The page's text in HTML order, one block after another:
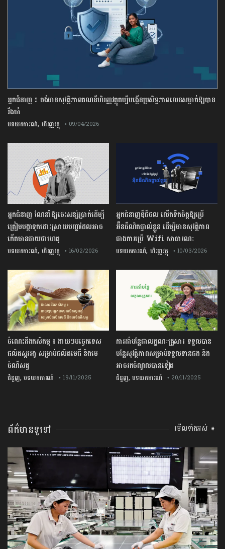
អ្នកជំនាញ ៖ ចង់មានសុវត្ថិភាពគណនីហិរញ្ញវត្ថុគប្បីបង្កើនប្រសិទ្ធភាពលេខសម្ងាត់ឱ្យបាន
រឹងមាំ
បទយកការណ៍, ហិរញ្ញវត្ថុ • 09/04/2026
អ្នកជំនាញឌីជីថល លើកទឹកចិត្តឱ្យប្រើ
អ៊ីនធឺណិតផ្ទាល់ខ្លួន ដើម្បីមានសុវត្ថិភាព
ជាងការប្រើ Wifi​ សាធារណៈ
បទយកការណ៍, ហិរញ្ញវត្ថុ • 10/03/2026
អ្នកជំនាញ ណែនាំឱ្យចេះសន្សំប្រាក់ដើម្បី
ត្រៀមបង្កាទុកដោះស្រាយបញ្ហាដែលអាច
កើតមានជាយថាហេតុ
បទយកការណ៍, ហិរញ្ញវត្ថុ • 16/02/2026
ការដាំបន្លែជាលក្ខណៈគ្រួសារ ទទួលបាន
បន្លែសុវត្ថិភាពសម្រាប់ទទួលទានផង និង
អាចរកចំណូលបានទៀត
ជំនួញ,បទយកការណ៍ • 20/11/2025
ចំណេះដឹងកសិកម្ម ៖ ងាយៗបច្ចេកទេស
ផលិតស្កររងូ សម្រាប់ផលិតមេជី និងមេ
ចំណីសត្វ
ជំនួញ,បទយកការណ៍ • 19/11/2025
ព័ត៌មានទូទៅ មើលទាំងអស់ ➧